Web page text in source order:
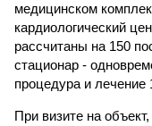
медицинском
кардиологический
рассчитаны на 150
стационар -
процедура и лечение
При визите на